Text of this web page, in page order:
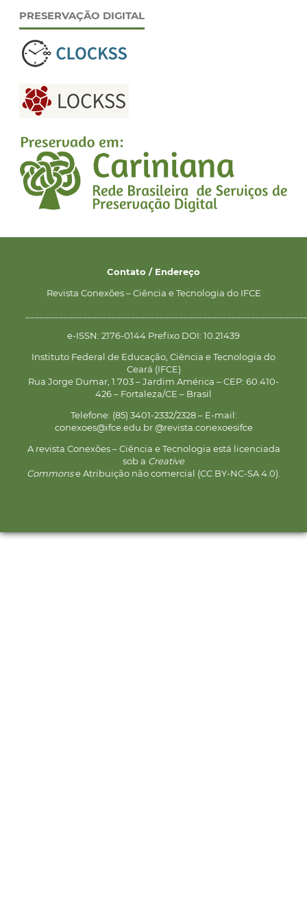
PRESERVAÇÃO DIGITAL
Contato / Endereço
Revista Conexões – Ciência e Tecnologia do IFCE
e-ISSN: 2176-0144 Prefixo DOI: 10.21439
Instituto Federal de Educação, Ciência e Tecnologia do
Ceará (IFCE)
Rua Jorge Dumar, 1.703 – Jardim América – CEP: 60.410-
426 – Fortaleza/CE – Brasil
Telefone: (85) 3401-2332/2328 – E-mail:
conexoes@ifce.edu.br @revista.conexoesifce
A revista Conexões – Ciência e Tecnologia está licenciada
sob a Creative
Commonse Atribuição não comercial (CC BY-NC-SA 4.0).